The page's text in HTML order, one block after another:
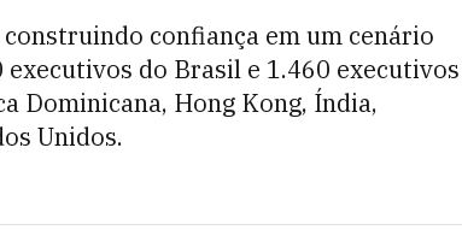
confiança em um cenário
do Brasil e 1.460 executivos
Dominicana, Hong Kong, Índia,
Unidos.